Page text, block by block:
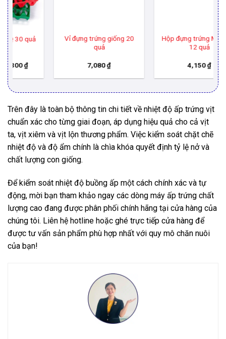
₫
Vỉ đựng trứng giống 20
Hộp đựng trứng Malaysia
Trên đây là toàn bộ thông tin chi tiết về nhiệt độ ấp trứng vịt
chuẩn xác cho từng giai đoạn, áp dụng hiệu quả cho cả vịt
ta, vịt xiêm và vịt lộn thương phẩm. Việc kiểm soát chặt chẽ
nhiệt độ và độ ẩm chính là chìa khóa quyết định tỷ lệ nở và
chất lượng con giống.
Để kiểm soát nhiệt độ buồng ấp một cách chính xác và tự
động, mời bạn tham khảo ngay các dòng máy ấp trứng chất
lượng cao đang được phân phối chính hãng tại cửa hàng của
chúng tôi. Liên hệ hotline hoặc ghé trực tiếp cửa hàng để
được tư vấn sản phẩm phù hợp nhất với quy mô chăn nuôi
của bạn!